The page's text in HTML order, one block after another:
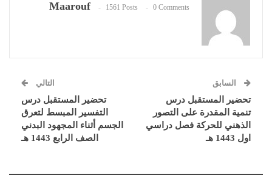
Maarouf 1561 Posts 0 Comments
السابق
تحضير المستقبل درس
تنمية المقدرة على التصور
الذهني للحركة فصل دراسي
اول 1443 هـ
التالي
تحضير المستقبل درس
التفسير المبسط لتعرق
الجسم أثناء المجهود البدني
الصف الرابع 1443 هـ